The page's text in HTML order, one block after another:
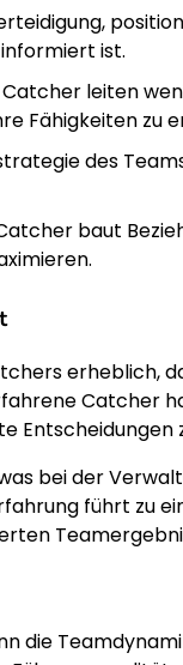
ist.
leiten
Fähigkeiten zu
des
baut
erheblich,
Catcher
Entscheidungen
bei der
führt zu
die